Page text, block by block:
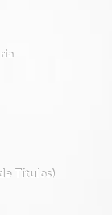
Títulos)